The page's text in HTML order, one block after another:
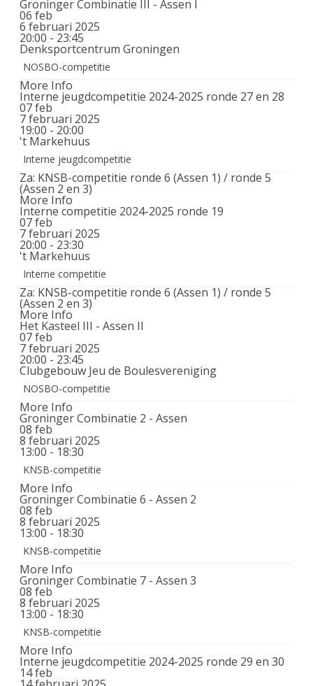
Groninger Combinatie III - Assen I
06 feb
6 februari 2025
20:00 - 23:45
Denksportcentrum Groningen
NOSBO-competitie
More Info
Interne jeugdcompetitie 2024-2025 ronde 27 en 28
07feb
7 februari 2025
19:00 - 20:00
't Markehuus
Interne jeugdcompetitie
Za: KNSB-competitie ronde 6 (Assen 1) / ronde 5
(Assen 2 en 3)
More Info
Interne competitie 2024-2025 ronde 19
07feb
7 februari 2025
20:00 - 23:30
't Markehuus
Interne competitie
Za: KNSB-competitie ronde 6 (Assen 1) / ronde 5
(Assen 2 en 3)
More Info
Het Kasteel III - Assen II
07feb
7 februari 2025
20:00 - 23:45
Clubgebouw Jeu de Boulesvereniging
NOSBO-competitie
More Info
Groninger Combinatie 2 - Assen
08 feb
8 februari 2025
13:00 - 18:30
KNSB-competitie
More Info
Groninger Combinatie 6 - Assen 2
08 feb
8 februari 2025
13:00 - 18:30
KNSB-competitie
More Info
Groninger Combinatie 7 - Assen 3
08 feb
8 februari 2025
13:00 - 18:30
KNSB-competitie
More Info
Interne jeugdcompetitie 2024-2025 ronde 29 en 30
14feb